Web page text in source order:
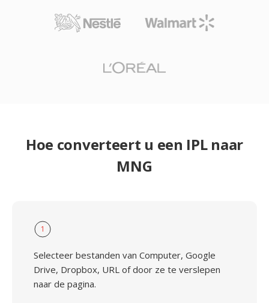
Hoe converteert u een IPL naar
MNG
1
Selecteer bestanden van Computer, Google
Drive, Dropbox, URL of door ze te verslepen
naar de pagina.